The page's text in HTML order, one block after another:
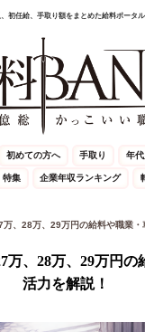
初任給、手取り額をまとめた給料ポータ
初めての方へ 手取り 年
特集 企業年収ランキング
、28万、29万円の給料や職業・
万、28万、29万円
活力を解説！